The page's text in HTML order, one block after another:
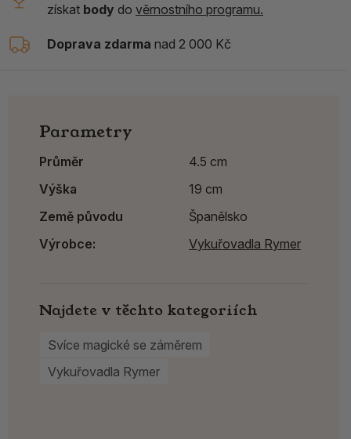
získat body do věrnostního programu.
Doprava zdarma nad 2 000 Kč
Parametry
Průměr
4.5 cm
Výška
19 cm
Země původu
Španělsko
Výrobce:
Vykuřovadla Rymer
Najdete v těchto kategoriích
Svíce magické se záměrem
Vykuřovadla Rymer